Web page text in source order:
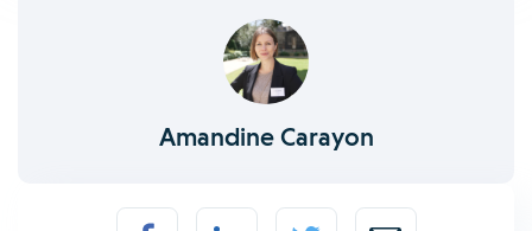
Amandine Carayon